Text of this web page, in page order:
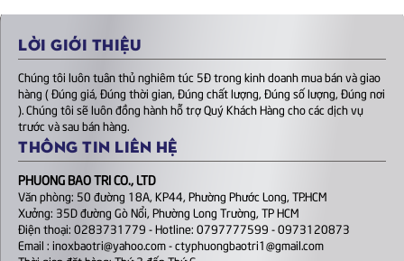
LỜI GIỚI THIỆU
Chúng tôi luôn tuân thủ nghiêm túc 5Đ trong kinh doanh mua bán và giao
hàng ( Đúng giá, Đúng thời gian, Đúng chất lượng, Đúng số lượng, Đúng nơi
). Chúng tôi sẽ luôn đồng hành hỗ trợ Quý Khách Hàng cho các dịch vụ
trước và sau bán hàng.
THÔNG TIN LIÊN HỆ
PHUONG BAO TRI CO., LTD
Văn phòng: 50 đường 18A, KP44, Phường Phước Long, TP.HCM
Xưởng: 35D đường Gò Nổi, Phường Long Trường, TP HCM
Điện thoại: 0283731779 - Hotline: 0797777599 - 0973120873
Email : inoxbaotri@yahoo.com - ctyphuongbaotri1@gmail.com